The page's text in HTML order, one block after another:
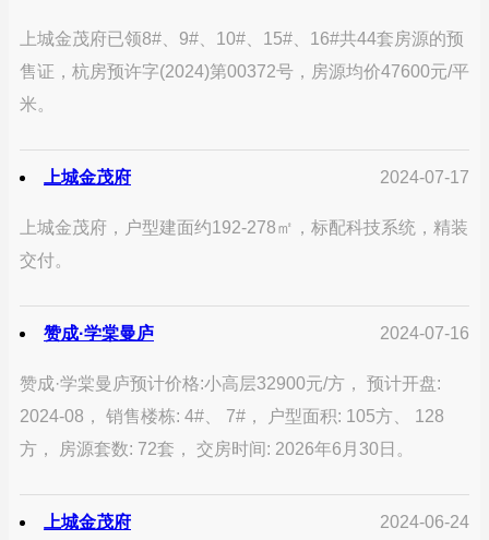
上城金茂府已领8#、9#、10#、15#、16#共44套房源的预
售证，杭房预许字(2024)第00372号，房源均价47600元/平
米。
上城金茂府 2024-07-17
上城金茂府，户型建面约192-278㎡，标配科技系统，精装
交付。
赞成·学棠曼庐 2024-07-16
赞成·学棠曼庐预计价格:小高层32900元/方， 预计开盘:
2024-08， 销售楼栋: 4#、 7#， 户型面积: 105方、 128
方， 房源套数: 72套， 交房时间: 2026年6月30日。
上城金茂府 2024-06-24